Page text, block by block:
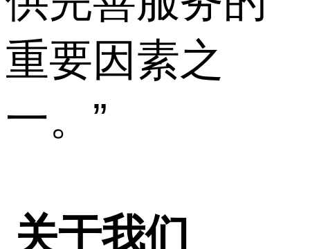
重要因素之
一。”
关于我们